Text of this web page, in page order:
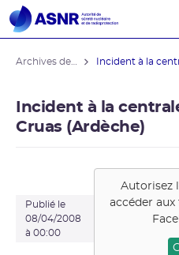
Incident à la
Incident à la
Cruas (Ardèche)
Publié le
08/04/2008
à 00:00
Autorisez
accéder